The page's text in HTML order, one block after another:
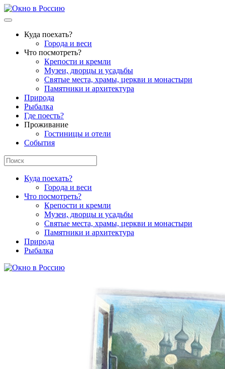
Куда поехать?
Города и веси
Что посмотреть?
Крепости и кремли
Музеи, дворцы и усадьбы
Святые места, храмы, церкви и монастыри
Памятники и архитектура
Природа
Рыбалка
Где поесть?
Проживание
Гостиницы и отели
События
Куда поехать?
Города и веси
Что посмотреть?
Крепости и кремли
Музеи, дворцы и усадьбы
Святые места, храмы, церкви и монастыри
Памятники и архитектура
Природа
Рыбалка